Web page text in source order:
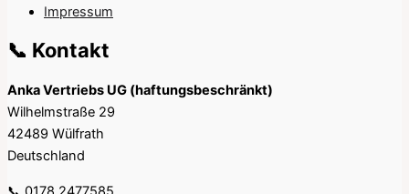
Impressum
📞 Kontakt
Anka Vertriebs UG (haftungsbeschränkt)
Wilhelmstraße 29
42489 Wülfrath
Deutschland